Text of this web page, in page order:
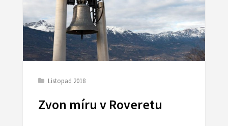
Listopad 2018
Zvon míru v Roveretu